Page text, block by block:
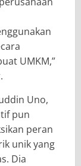
UMKM,”
Uno,
pun
peran
unik yang
Dia